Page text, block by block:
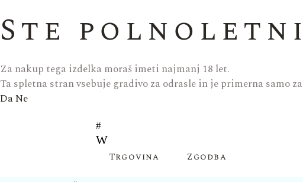
Ste
Za nakup tega izdelka moraš imeti najmanj 18 let.
Ta spletna stran vsebuje gradivo za odrasle in je primerna samo
DaNe
Trgovina Zgodba